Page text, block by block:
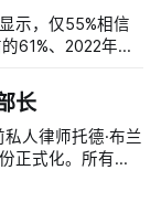
示，仅55%相信
61%、2022年的
58%；
长
人律师托德·布兰
正式化。所有出